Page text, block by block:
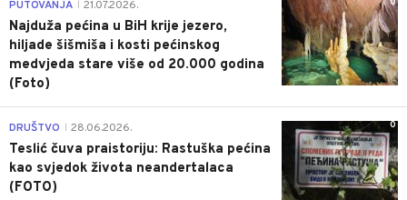
0
PUTOVANJA 21.07.2026.
Najduža pećina u BiH krije jezero,
hiljade šišmiša i kosti pećinskog
medvjeda stare više od 20.000 godina
(Foto)
0
DRUŠTVO 28.06.2026.
Teslić čuva praistoriju: Rastuška pećina
kao svjedok života neandertalaca
(FOTO)